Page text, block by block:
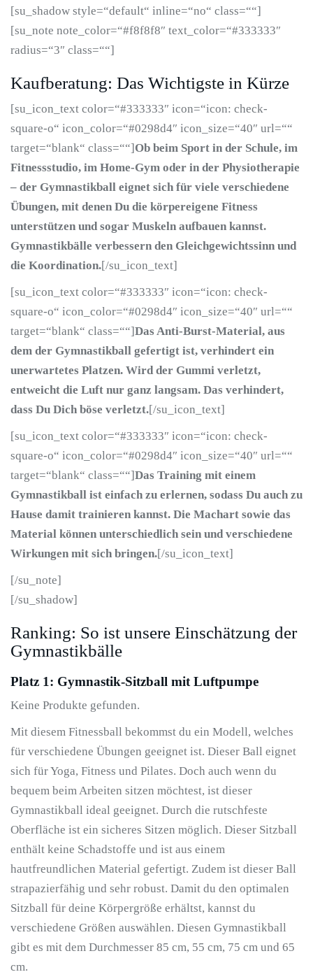
[su_shadow style=“default“ inline=“no“ class=““]
[su_note note_color=“#f8f8f8″ text_color=“#333333″
radius=“3″ class=““]
Kaufberatung: Das Wichtigste in Kürze
[su_icon_text color=“#333333″ icon=“icon: check-
square-o“ icon_color=“#0298d4″ icon_size=“40″ url=““
target=“blank“ class=““]Ob beim Sport in der Schule, im
Fitnessstudio, im Home-Gym oder in der Physiotherapie
– der Gymnastikball eignet sich für viele verschiedene
Übungen, mit denen Du die körpereigene Fitness
unterstützen und sogar Muskeln aufbauen kannst.
Gymnastikbälle verbessern den Gleichgewichtssinn und
die Koordination.[/su_icon_text]
[su_icon_text color=“#333333″ icon=“icon: check-
square-o“ icon_color=“#0298d4″ icon_size=“40″ url=““
target=“blank“ class=““]Das Anti-Burst-Material, aus
dem der Gymnastikball gefertigt ist, verhindert ein
unerwartetes Platzen. Wird der Gummi verletzt,
entweicht die Luft nur ganz langsam. Das verhindert,
dass Du Dich böse verletzt.[/su_icon_text]
[su_icon_text color=“#333333″ icon=“icon: check-
square-o“ icon_color=“#0298d4″ icon_size=“40″ url=““
target=“blank“ class=““]Das Training mit einem
Gymnastikball ist einfach zu erlernen, sodass Du auch zu
Hause damit trainieren kannst. Die Machart sowie das
Material können unterschiedlich sein und verschiedene
Wirkungen mit sich bringen.[/su_icon_text]
[/su_note]
[/su_shadow]
Ranking: So ist unsere Einschätzung der
Gymnastikbälle
Platz 1: Gymnastik-Sitzball mit Luftpumpe
Keine Produkte gefunden.
Mit diesem Fitnessball bekommst du ein Modell, welches
für verschiedene Übungen geeignet ist. Dieser Ball eignet
sich für Yoga, Fitness und Pilates. Doch auch wenn du
bequem beim Arbeiten sitzen möchtest, ist dieser
Gymnastikball ideal geeignet. Durch die rutschfeste
Oberfläche ist ein sicheres Sitzen möglich. Dieser Sitzball
enthält keine Schadstoffe und ist aus einem
hautfreundlichen Material gefertigt. Zudem ist dieser Ball
strapazierfähig und sehr robust. Damit du den optimalen
Sitzball für deine Körpergröße erhältst, kannst du
verschiedene Größen auswählen. Diesen Gymnastikball
gibt es mit dem Durchmesser 85 cm, 55 cm, 75 cm und 65
cm.